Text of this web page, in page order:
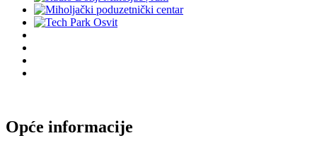
Opće informacije